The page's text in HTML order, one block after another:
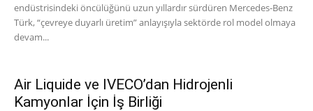
endüstrisindeki öncülüğünü uzun yıllardır sürdüren Mercedes-Benz
Türk, “çevreye duyarlı üretim” anlayışıyla sektörde rol model olmaya
devam...
Air Liquide ve IVECO’dan Hidrojenli
Kamyonlar İçin İş Birliği